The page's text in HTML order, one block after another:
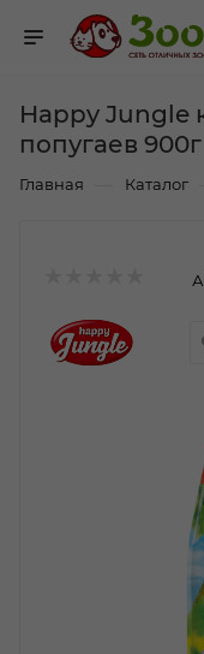
Happy Jungle
попугаев 900г
Главная Каталог